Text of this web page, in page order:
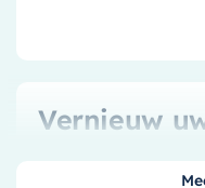
Vernieuw